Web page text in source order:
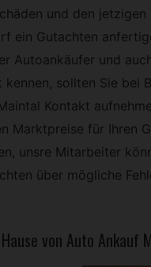
und den jetzigen
ein Gutachten
Autoankäufer und
sollten Sie bei
Kontakt
Marktpreise für Ihren
unsre Mitarbeiter
über mögliche
von Auto Ankauf